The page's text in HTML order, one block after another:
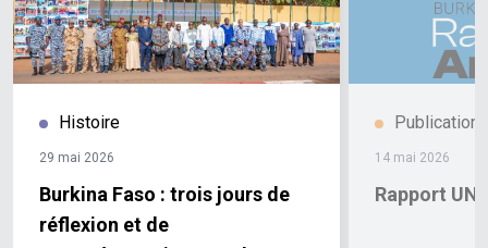
Histoire
29 mai 2026
Burkina Faso : trois jours de
réflexion et de
Publication
14 mai 2026
Rapport